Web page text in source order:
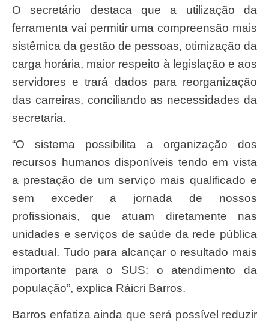
O secretário destaca que a utilização da
ferramenta vai permitir uma compreensão mais
sistêmica da gestão de pessoas, otimização da
carga horária, maior respeito à legislação e aos
servidores e trará dados para reorganização
das carreiras, conciliando as necessidades da
secretaria.
“O sistema possibilita a organização dos
recursos humanos disponíveis tendo em vista
a prestação de um serviço mais qualificado e
sem exceder a jornada de nossos
profissionais, que atuam diretamente nas
unidades e serviços de saúde da rede pública
estadual. Tudo para alcançar o resultado mais
importante para o SUS: o atendimento da
população”, explica Ráicri Barros.
Barros enfatiza ainda que será possível reduzir